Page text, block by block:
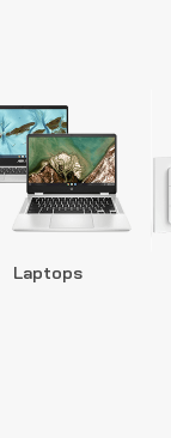
Laptops